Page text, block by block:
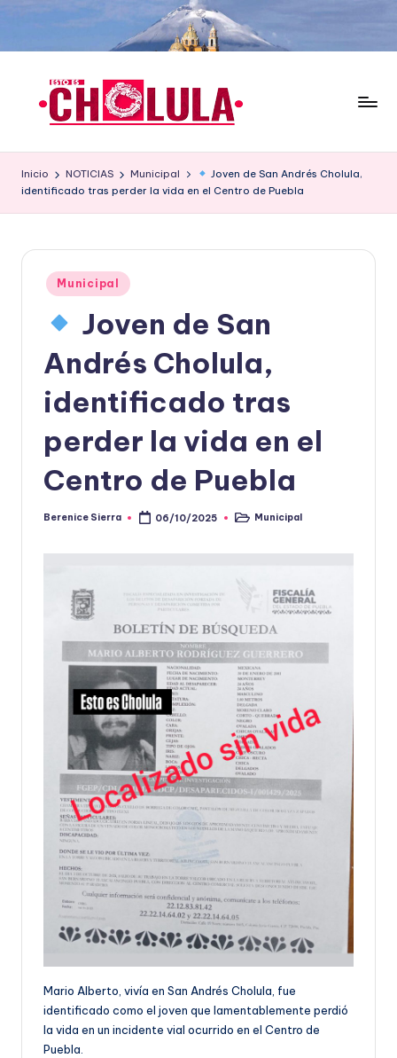
contenido
Inicio NOTICIAS Municipal
Joven de San Andrés Cholula,
identificado tras perder la vida en el Centro de Puebla
Publicado
en
Municipal
Joven de San
Andrés Cholula,
identificado tras
perder la vida en el
Centro de Puebla
Publicado
Berenice Sierra 06/10/2025
Publicado
Municipal
Mario Alberto, vivía en San Andrés Cholula, fue
identificado como el joven que lamentablemente perdió
la vida en un incidente vial ocurrido en el Centro de
Puebla.